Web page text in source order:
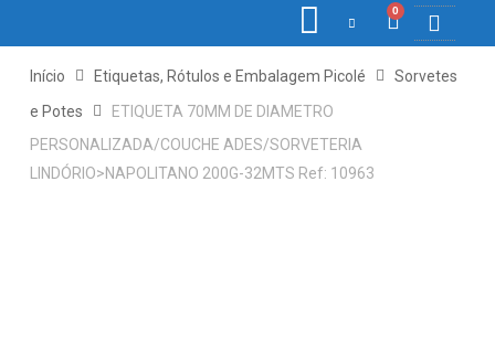
0
Início Etiquetas, Rótulos e Embalagem Picolé
Sorvetes
e Potes
ETIQUETA 70MM DE DIAMETRO
PERSONALIZADA/COUCHE ADES/SORVETERIA
LINDÓRIO>NAPOLITANO 200G-32MTS Ref: 10963